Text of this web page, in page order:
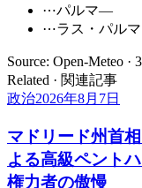
⋯パルマ—
⋯ラス・パル
Source: Open-Meteo ·
Related · 関連記事
政治2026年8月7日
マドリード州首
よる高級ペント
権力者の傲慢